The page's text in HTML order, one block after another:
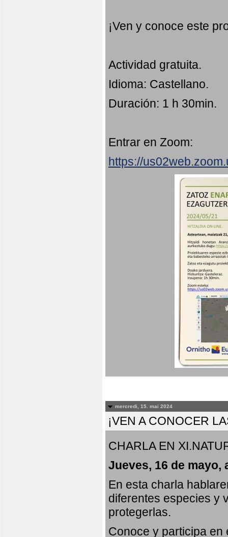
¡Ven y conoce este
Actividad gratuita.
Idioma: Castellano.
Duración: 1 h 30min.
Entrar en Zoom:
https://
mercredi, 15. mai 2024
¡VEN A CONOCER
CHARLA EN
Jueves, 16 de mayo,
En esta charla
diferentes especies y
protegerlas.
Conoce y participa